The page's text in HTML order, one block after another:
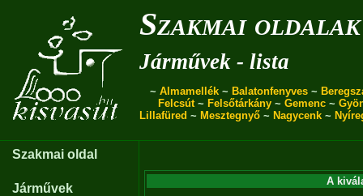
Szakmai oldalak
Járművek - lista
~ Almamellék ~ Balatonfenyves ~
Felcsút~ Felsőtárkány ~ Gemenc ~
Lillafüred ~ Mesztegnyő ~ Nagycenk ~
Szakmai oldal
Járművek
A